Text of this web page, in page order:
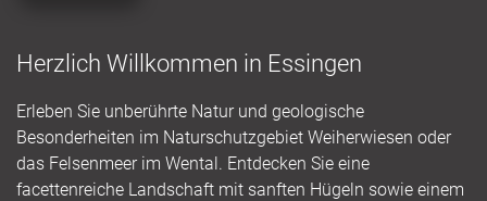
Herzlich Willkommen in Essingen
Erleben Sie unberührte Natur und geologische
Besonderheiten im Naturschutzgebiet Weiherwiesen oder
das Felsenmeer im Wental. Entdecken Sie eine
facettenreiche Landschaft mit sanften Hügeln sowie einem